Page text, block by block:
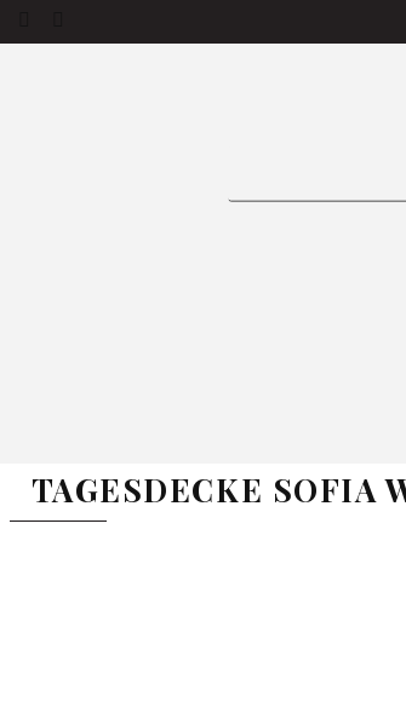
Business-Käufer Produkte
TAGESDECKE SOFIA